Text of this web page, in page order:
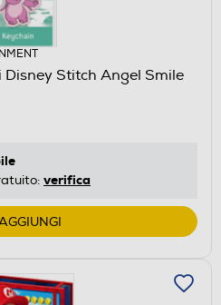
Stitch Angel Smile
verifica